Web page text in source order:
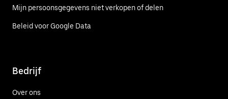
Mijn persoonsgegevens niet verkopen of delen
Beleid voor Google Data
Bedrijf
Over ons